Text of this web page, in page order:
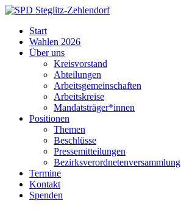
Skip
content
Steglitz-
Zehlendorf
Start
Wahlen 2026
Über uns
Kreisvorstand
Abteilungen
Arbeitsgemeinschaften
Arbeitskreise
Mandatsträger*innen
Positionen
Themen
Beschlüsse
Pressemitteilungen
Bezirksverordnetenversammlung
Termine
Kontakt
Spenden